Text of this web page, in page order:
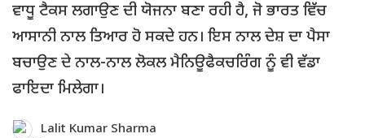
ਵਾਧੂ ਟੈਕਸ ਲਗਾਉਣ ਦੀ ਯੋਜਨਾ ਬਣਾ ਰਹੀ ਹੈ, ਜੋ ਭਾਰਤ ਵਿੱਚ
ਆਸਾਨੀ ਨਾਲ ਤਿਆਰ ਹੋ ਸਕਦੇ ਹਨ। ਇਸ ਨਾਲ ਦੇਸ਼ ਦਾ ਪੈਸਾ
ਬਚਾਉਣ ਦੇ ਨਾਲ-ਨਾਲ ਲੋਕਲ ਮੈਨਿਊਫੈਕਚਰਿੰਗ ਨੂੰ ਵੀ ਵੱਡਾ
ਫਾਇਦਾ ਮਿਲੇਗਾ।
Lalit Kumar Sharma